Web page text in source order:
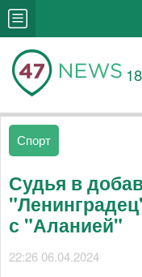
Спорт
Судья в
с "Аланией"
22:26 06.04.2024